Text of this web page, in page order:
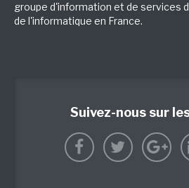
groupe d'information et de services
de l'informatique en France.
Suivez-nous sur